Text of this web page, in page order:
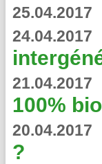
25.04.2017
24.04.2017
21.04.2017
100%
20.04.2017
?